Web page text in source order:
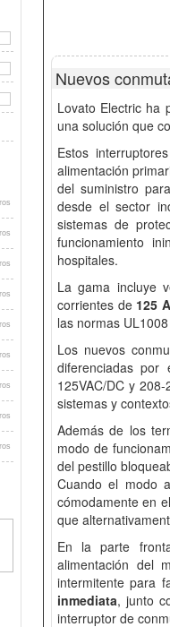
Nuevos
Lovato Electric ha
una solución que
Estos
alimentación
del suministro
desde el sector
sistemas de
funcionamiento
hospitales.
La gama incluye
corrientes de 125
las normas
Los nuevos
diferenciadas
125VAC/DC y
sistemas y
Además de los
modo de
del pestillo
Cuando el modo
cómodamente en
que
En la parte
alimentación del
intermitente para
inmediata, junto
interruptor de